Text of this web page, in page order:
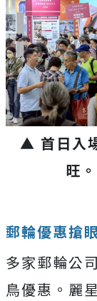
▲ 首日入
旺
郵輪優惠搶
多家郵輪公
鳥優惠。麗